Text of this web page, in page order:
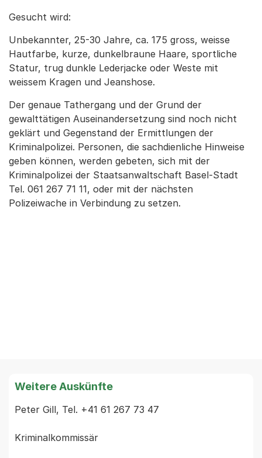
Gesucht wird:
Unbekannter, 25-30 Jahre, ca. 175 gross, weisse
Hautfarbe, kurze, dunkelbraune Haare, sportliche
Statur, trug dunkle Lederjacke oder Weste mit
weissem Kragen und Jeanshose.
Der genaue Tathergang und der Grund der
gewalttätigen Auseinandersetzung sind noch nicht
geklärt und Gegenstand der Ermittlungen der
Kriminalpolizei. Personen, die sachdienliche Hinweise
geben können, werden gebeten, sich mit der
Kriminalpolizei der Staatsanwaltschaft Basel-Stadt
Tel. 061 267 71 11, oder mit der nächsten
Polizeiwache in Verbindung zu setzen.
Weitere Auskünfte
Peter Gill, Tel. +41 61 267 73 47
Kriminalkommissär